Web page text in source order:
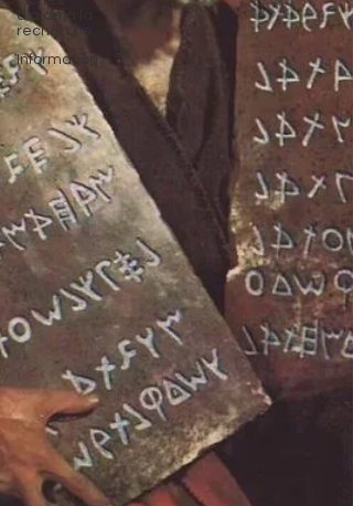
d'aide à la
recherche
Information